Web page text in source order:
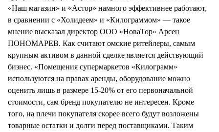
«Наш магазин» и «Астор» намного эффективнее работают,
в сравнении с «Холидеем» и «Килограммом» — такое
мнение высказал директор ООО «НоваТор» Арсен
ПОНОМАРЕВ. Как считают омские ритейлеры, самым
крупным активом в данной сделке является действующий
бизнес. «Помещения супермаркетов «Килограмм»
используются на правах аренды, оборудование можно
оценить лишь в размере 15-20% от его первоначальной
стоимости, сам бренд покупателю не интересен. Кроме
того, на плечи покупателя скорее всего будут возложены
товарные остатки и долги перед поставщиками. Таким